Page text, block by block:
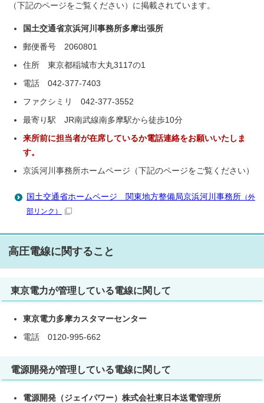
（下記のページをご覧ください）に掲載されています。
国土交通省京浜河川事務所多摩出張所
郵便番号 2060801
住所 東京都稲城市大丸3117の1
電話 042-377-7403
ファクシミリ 042-377-3552
最寄り駅 JR南武線南多摩駅から徒歩10分
来所前に担当者が在席しているか電話連絡をお願いいたしま
す。
京浜河川事務所ホームページ（下記のページをご覧ください）
国土交通省ホームページ 関東地方整備局京浜河川事務所 （外
部リンク）
高圧電線に関すること
東京電力が管理している電線に関して
東京電力多摩カスタマーセンター
電話 0120-995-662
電源開発が管理している電線に関して
電源開発（ジェイパワー）株式会社東日本送電管理所